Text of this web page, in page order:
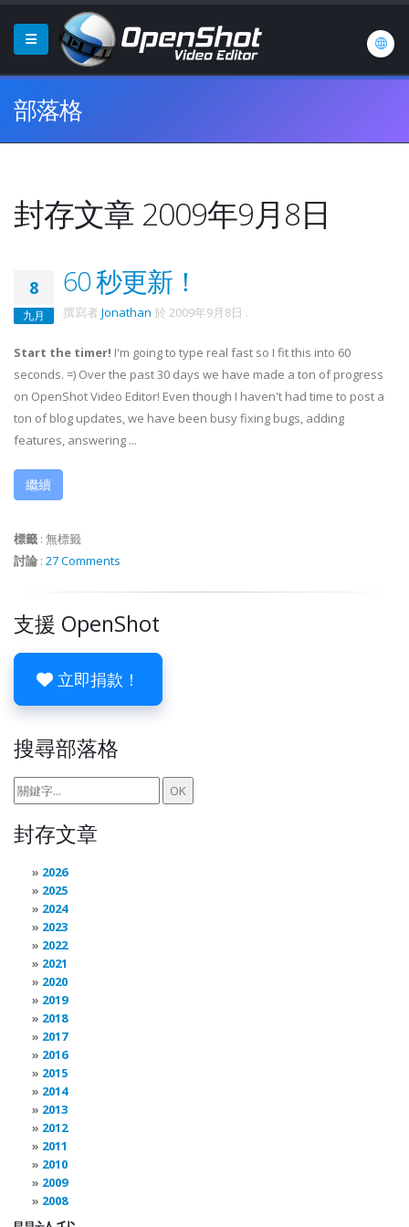
部落格
封存文章 2009年9月8日
8
九月
60 秒更新！
撰寫者 Jonathan 於 2009年9月8日 .
Start the timer! I'm going to type real fast so I fit this into 60
seconds. =) Over the past 30 days we have made a ton of progress
on OpenShot Video Editor! Even though I haven't had time to post a
ton of blog updates, we have been busy fixing bugs, adding
features, answering ...
繼續
標籤 : 無標籤
討論 : 27 Comments
支援 OpenShot
立即捐款！
搜尋部落格
封存文章
2026
2025
2024
2023
2022
2021
2020
2019
2018
2017
2016
2015
2014
2013
2012
2011
2010
2009
2008